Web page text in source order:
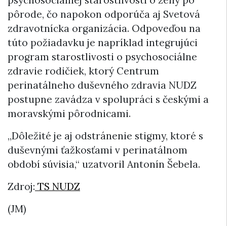
pôrode, čo napokon odporúča aj Svetová
zdravotnícka organizácia. Odpoveďou na
túto požiadavku je napríklad integrujúci
program starostlivosti o psychosociálne
zdravie rodičiek, ktorý Centrum
perinatálneho duševného zdravia NUDZ
postupne zavádza v spolupráci s českými a
moravskými pôrodnicami.
„Dôležité je aj odstránenie stigmy, ktoré s
duševnými ťažkosťami v perinatálnom
období súvisia,“ uzatvoril Antonín Šebela.
Zdroj: TS NUDZ
(JM)